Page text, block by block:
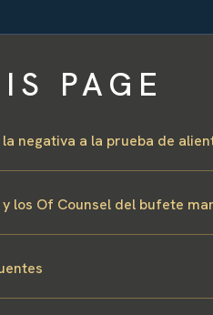
PAGE
negativa a la prueba de
y los Of Counsel del bufete